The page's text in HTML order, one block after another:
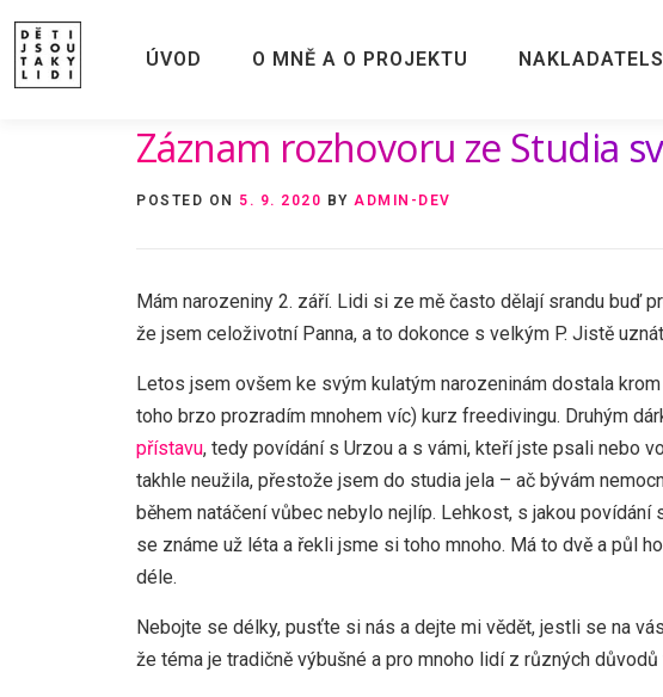
content
ÚVOD O MNĚ A O PROJEKTU
Záznam rozhovoru ze Studia
POSTED ON 5. 9. 2020 BY ADMIN-DEV
Mám narozeniny 2. září. Lidi si ze mě často dělají srandu buď
že jsem celoživotní Panna, a to dokonce s velkým P. Jistě
Letos jsem ovšem ke svým kulatým narozeninám dostala
toho brzo prozradím mnohem víc) kurz freedivingu. Druhým
přístavu, tedy povídání s Urzou a s vámi, kteří jste psali nebo
takhle neužila, přestože jsem do studia jela – ač bývám
během natáčení vůbec nebylo nejlíp. Lehkost, s jakou
se známe už léta a řekli jsme si toho mnoho. Má to dvě a půl
déle.
Nebojte se délky, pusťte si nás a dejte mi vědět, jestli se na
že téma je tradičně výbušné a pro mnoho lidí z různých